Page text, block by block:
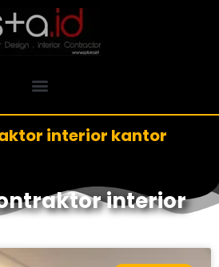
interior kantor
interior